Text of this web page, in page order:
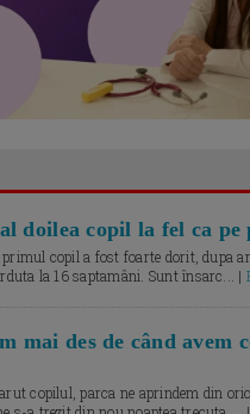
doilea copil la fel ca pe
copil a fost foarte dorit, dupa
la 16 saptamâni. Sunt însarc... |
mai des de când avem
copilul, parca ne aprindem din